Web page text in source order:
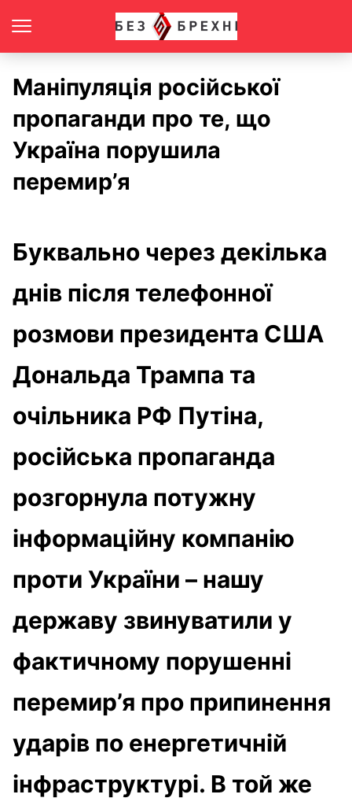
Маніпуляція російської
пропаганди про те, що
Україна порушила
перемир’я
Буквально через декілька
днів після телефонної
розмови президента США
Дональда Трампа та
очільника РФ Путіна,
російська пропаганда
розгорнула потужну
інформаційну компанію
проти України – нашу
державу звинуватили у
фактичному порушенні
перемир’я про припинення
ударів по енергетичній
інфраструктурі. В той же